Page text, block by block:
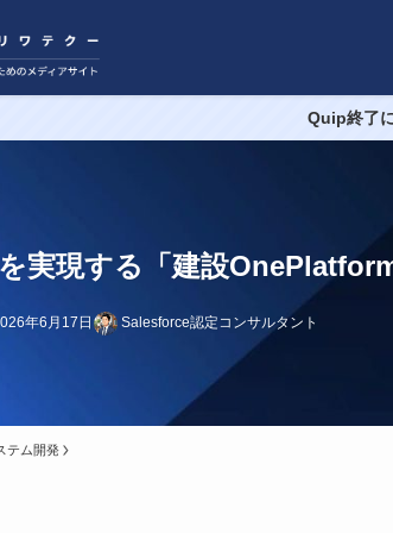
Quip終了
実現する「建設
年6月17日 Salesforce認定コンサルタント
テム開発